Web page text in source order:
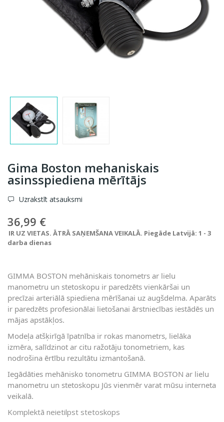
Gima Boston mehaniskais
asinsspiediena mērītājs
Uzrakstīt atsauksmi
36,99 €
IR UZ VIETAS. ĀTRĀ SAŅEMŠANA VEIKALĀ. Piegāde Latvijā: 1 - 3
darba dienas
GIMMA BOSTON mehāniskais tonometrs ar lielu
manometru un stetoskopu ir paredzēts vienkāršai un
precīzai arteriālā spiediena mērīšanai uz augšdelma. Aparāts
ir paredzēts profesionālai lietošanai ārstniecības iestādēs un
mājas apstākļos.
Modeļa atšķirīgā īpatnība ir rokas manometrs, lielāka
izmēra, salīdzinot ar citu ražotāju tonometriem, kas
nodrošina ērtību rezultātu izmantošanā.
Iegādāties mehānisko tonometru GIMMA BOSTON ar lielu
manometru un stetoskopu Jūs vienmēr varat mūsu interneta
veikalā.
Komplektā neietilpst stetoskops